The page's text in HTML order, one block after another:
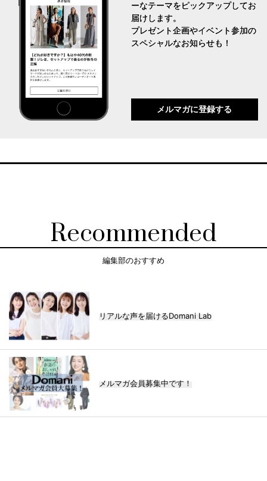
ーなテーマをピックアップしてお
届けします。
プレゼント企画やイベント参加の
スペシャルなお知らせも！
メルマガに登録する
Recommended
編集部のおすすめ
リアルな声を届けるDomani Lab
メルマガ会員募集中です！